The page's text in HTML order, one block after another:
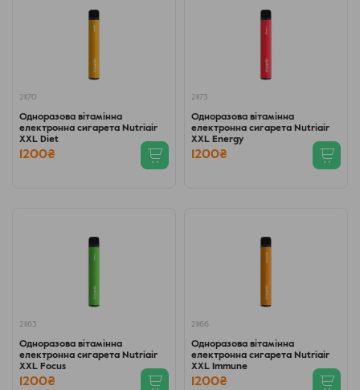
21170
Одноразова вітамінна
електронна сигарета Nutriair
XXL Diet
1200₴
21173
Одноразова вітамінна
електронна сигарета Nutriair
XXL Energy
1200₴
21163
Одноразова вітамінна
електронна сигарета Nutriair
XXL Focus
1200₴
21166
Одноразова вітамінна
електронна сигарета Nutriair
XXL Immune
1200₴